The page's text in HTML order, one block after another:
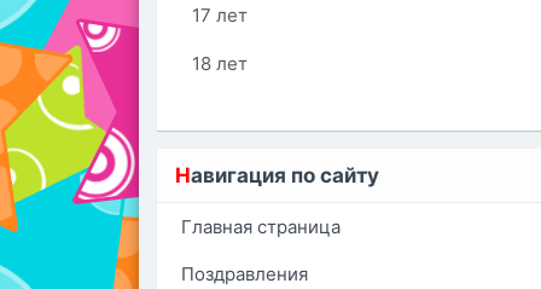
17 лет
18 лет
Навигация по сайту
Главная страница
Поздравления